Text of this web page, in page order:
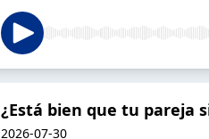
¿Está bien que tu pareja
2026-07-30